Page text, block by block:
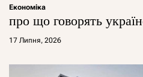
Економіка
про що говорять
17 Липня, 2026